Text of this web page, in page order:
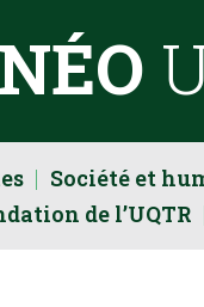
NÉO
Société et
de l’UQTR